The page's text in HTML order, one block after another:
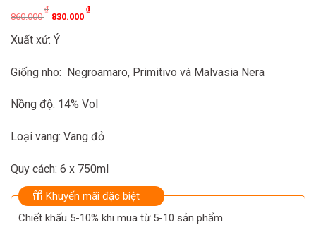
860.000
₫
Original
price
was:
860.000 ₫.
830.000
₫
Current
price
is:
830.000 ₫.
Xuất xứ: Ý
Giống nho: Negroamaro, Primitivo và Malvasia Nera
Nồng độ: 14% Vol
Loại vang: Vang đỏ
Quy cách: 6 x 750ml
Khuyến mãi đặc biệt
Chiết khấu 5-10% khi mua từ 5-10 sản phẩm